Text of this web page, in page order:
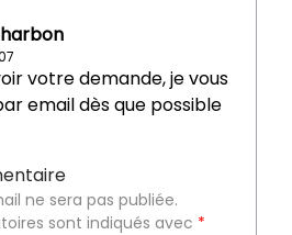
votre demande, je vous
email dès que possible
ne sera pas publiée.
sont indiqués avec *